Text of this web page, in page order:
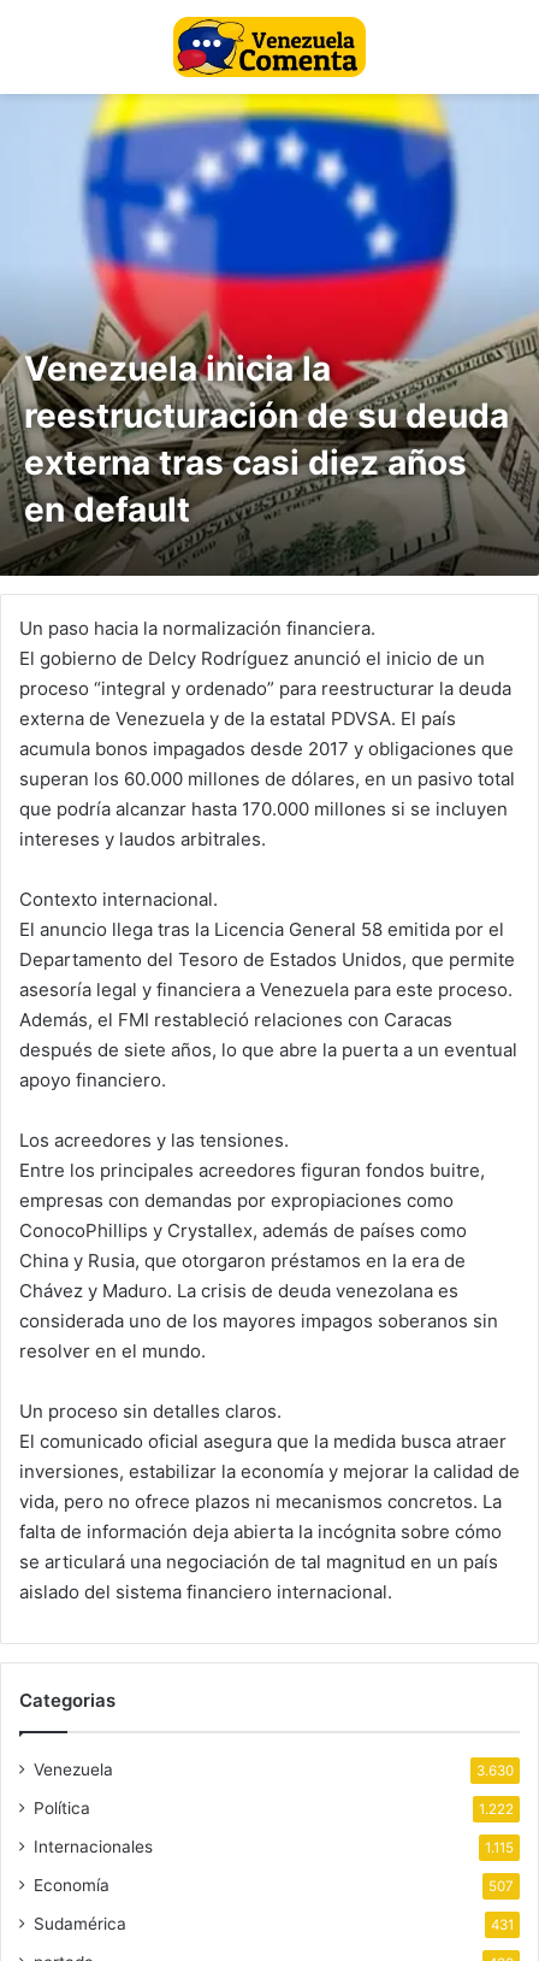
Venezuela inicia la
reestructuración de su deuda
externa tras casi diez años
en default
Un paso hacia la normalización financiera.
El gobierno de Delcy Rodríguez anunció el inicio de un
proceso “integral y ordenado” para reestructurar la deuda
externa de Venezuela y de la estatal PDVSA. El país
acumula bonos impagados desde 2017 y obligaciones que
superan los 60.000 millones de dólares, en un pasivo total
que podría alcanzar hasta 170.000 millones si se incluyen
intereses y laudos arbitrales.
Contexto internacional.
El anuncio llega tras la Licencia General 58 emitida por el
Departamento del Tesoro de Estados Unidos, que permite
asesoría legal y financiera a Venezuela para este proceso.
Además, el FMI restableció relaciones con Caracas
después de siete años, lo que abre la puerta a un eventual
apoyo financiero.
Los acreedores y las tensiones.
Entre los principales acreedores figuran fondos buitre,
empresas con demandas por expropiaciones como
ConocoPhillips y Crystallex, además de países como
China y Rusia, que otorgaron préstamos en la era de
Chávez y Maduro. La crisis de deuda venezolana es
considerada uno de los mayores impagos soberanos sin
resolver en el mundo.
Un proceso sin detalles claros.
El comunicado oficial asegura que la medida busca atraer
inversiones, estabilizar la economía y mejorar la calidad de
vida, pero no ofrece plazos ni mecanismos concretos. La
falta de información deja abierta la incógnita sobre cómo
se articulará una negociación de tal magnitud en un país
aislado del sistema financiero internacional.
Categorias
Venezuela 3.630
Política 1.222
Internacionales 1.115
Economía 507
Sudamérica 431